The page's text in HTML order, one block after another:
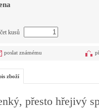
kusů
poslat známému
zboží
přesto hřejivý